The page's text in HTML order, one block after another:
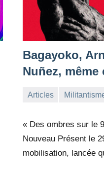
Bagayoko,
Nuñez, même
Articles
« Des ombres sur le
Nouveau Présent le
mobilisation, lancée